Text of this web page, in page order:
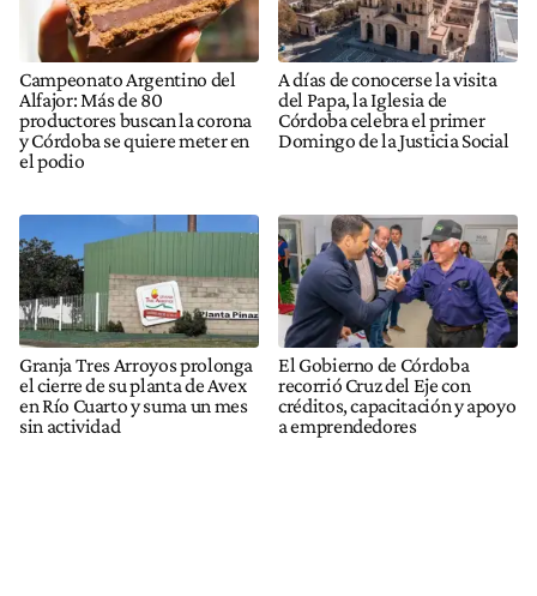
Campeonato Argentino del
Alfajor: Más de 80
productores buscan la corona
y Córdoba se quiere meter en
el podio
A días de conocerse la visita
del Papa, la Iglesia de
Córdoba celebra el primer
Domingo de la Justicia Social
Granja Tres Arroyos prolonga
el cierre de su planta de Avex
en Río Cuarto y suma un mes
sin actividad
El Gobierno de Córdoba
recorrió Cruz del Eje con
créditos, capacitación y apoyo
a emprendedores